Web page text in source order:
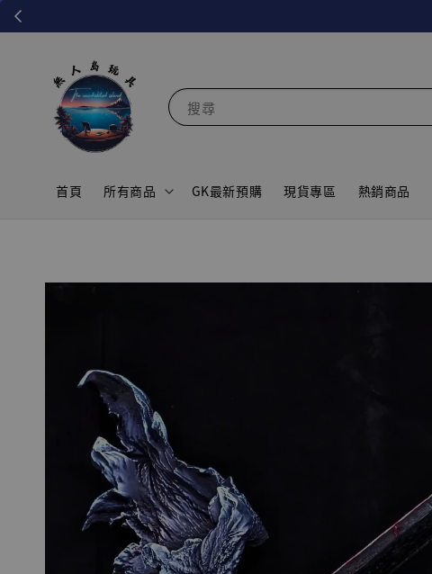
搜尋
首頁 所有商品 GK最新預購 現貨專區 熱銷商品